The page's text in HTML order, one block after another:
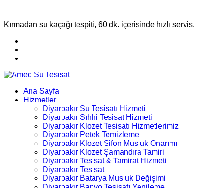
Kırmadan su kaçağı tespiti, 60 dk. içerisinde hızlı servis.
Ana Sayfa
Hizmetler
Diyarbakır Su Tesisatı Hizmeti
Diyarbakır Sıhhi Tesisat Hizmeti
Diyarbakır Klozet Tesisatı Hizmetlerimiz
Diyarbakır Petek Temizleme
Diyarbakır Klozet Sifon Musluk Onarımı
Diyarbakır Klozet Şamandıra Tamiri
Diyarbakır Tesisat & Tamirat Hizmeti
Diyarbakır Tesisat
Diyarbakır Batarya Musluk Değişimi